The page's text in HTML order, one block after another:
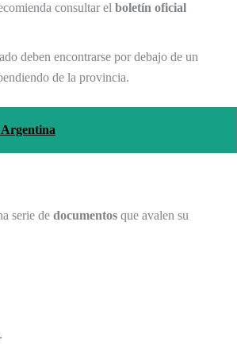
consultar el boletín oficial
deben encontrarse por debajo de un
de la provincia.
Argentina
serie de documentos que avalen su